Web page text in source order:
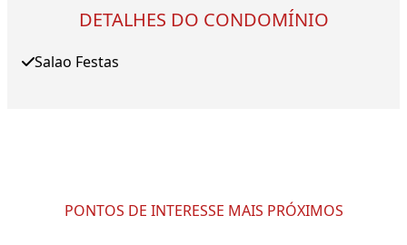
DETALHES DO CONDOMÍNIO
Salao Festas
PONTOS DE INTERESSE MAIS PRÓXIMOS